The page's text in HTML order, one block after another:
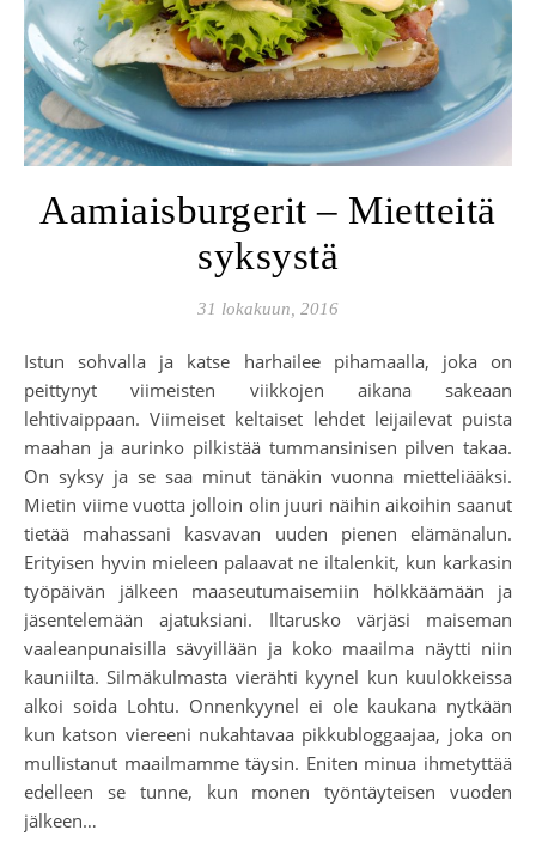
Aamiaisburgerit – Mietteitä
syksystä
31 lokakuun, 2016
Istun sohvalla ja katse harhailee pihamaalla, joka on
peittynyt viimeisten viikkojen aikana sakeaan
lehtivaippaan. Viimeiset keltaiset lehdet leijailevat puista
maahan ja aurinko pilkistää tummansinisen pilven takaa.
On syksy ja se saa minut tänäkin vuonna mietteliääksi.
Mietin viime vuotta jolloin olin juuri näihin aikoihin saanut
tietää mahassani kasvavan uuden pienen elämänalun.
Erityisen hyvin mieleen palaavat ne iltalenkit, kun karkasin
työpäivän jälkeen maaseutumaisemiin hölkkäämään ja
jäsentelemään ajatuksiani. Iltarusko värjäsi maiseman
vaaleanpunaisilla sävyillään ja koko maailma näytti niin
kauniilta. Silmäkulmasta vierähti kyynel kun kuulokkeissa
alkoi soida Lohtu. Onnenkyynel ei ole kaukana nytkään
kun katson viereeni nukahtavaa pikkubloggaajaa, joka on
mullistanut maailmamme täysin. Eniten minua ihmetyttää
edelleen se tunne, kun monen työntäyteisen vuoden
jälkeen…